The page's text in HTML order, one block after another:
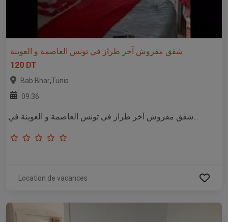
شقق مفروش آخر طراز في تونس العاصمة و العوينة
120 DT
Bab Bhar,Tunis
09:36
شقق مفروش آخر طراز في تونس العاصمة و العوينة في...
Location de vacances